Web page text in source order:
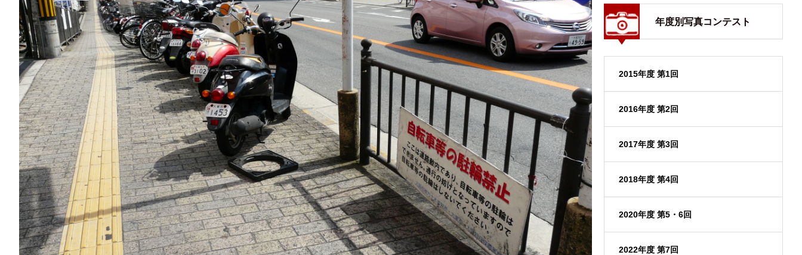
年度別写真コンテスト
2015年度 第1回
2016年度 第2回
2017年度 第3回
2018年度 第4回
2020年度 第5・6回
2022年度 第7回